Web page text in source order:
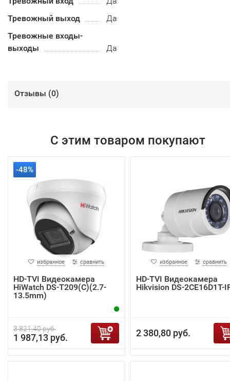
Тревожный выход
Да
Тревожные входы-
выходы
Да
Отзывы (0)
С этим товаром покупают
-48%
избранное сравнить
HD-TVI Видеокамера
HiWatch DS-T209(C)(2.7-
13.5mm)
3 821,40 руб.
1 987,13 руб.
избранное сравнить
HD-TVI Видеокамера
Hikvision DS-2CE16D1T-
2 380,80 руб.